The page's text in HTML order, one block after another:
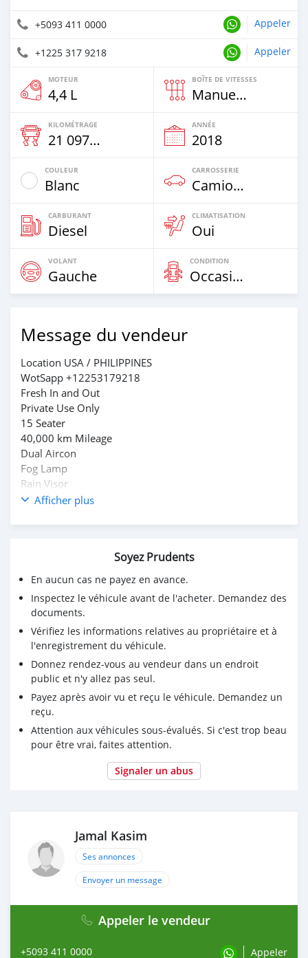
+5093 411 0000 Appeler
+1225 317 9218 Appeler
MOTEUR
4,4 L
BOÎTE DE VITESSES
Manuelle
KILOMÉTRAGE
21 097 Km
ANNÉE
2018
COULEUR
Blanc
CARROSSERIE
Camion‒Bus
CARBURANT
Diesel
CLIMATISATION
Oui
VOLANT
Gauche
CONDITION
Occasion
Message du vendeur
Location USA / PHILIPPINES
WotSapp +12253179218
Fresh In and Out
Private Use Only
15 Seater
40,000 km Mileage
Dual Aircon
Fog Lamp
Rain Visor
With Spoiler
Learher Seats
Back Up Camera
1st Owned
Afficher plus
Soyez Prudents
En aucun cas ne payez en avance.
Inspectez le véhicule avant de l'acheter. Demandez des
documents.
Vérifiez les informations relatives au propriétaire et à
l'enregistrement du véhicule.
Donnez rendez-vous au vendeur dans un endroit
public et n'y allez pas seul.
Payez après avoir vu et reçu le véhicule. Demandez un
reçu.
Attention aux véhicules sous-évalués. Si c'est trop beau
pour être vrai, faites attention.
Signaler un abus
Jamal Kasim
Ses annonces
Envoyer un message
Appeler le vendeur
+5093 411 0000 Appeler